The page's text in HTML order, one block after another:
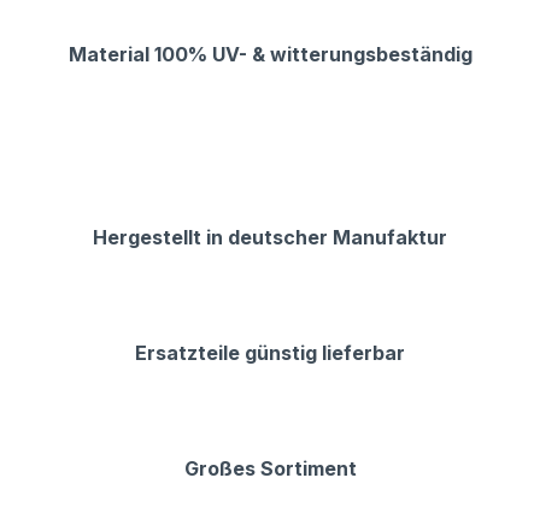
Material 100% UV- & witterungsbeständig
Hergestellt in deutscher Manufaktur
Ersatzteile günstig lieferbar
Großes Sortiment